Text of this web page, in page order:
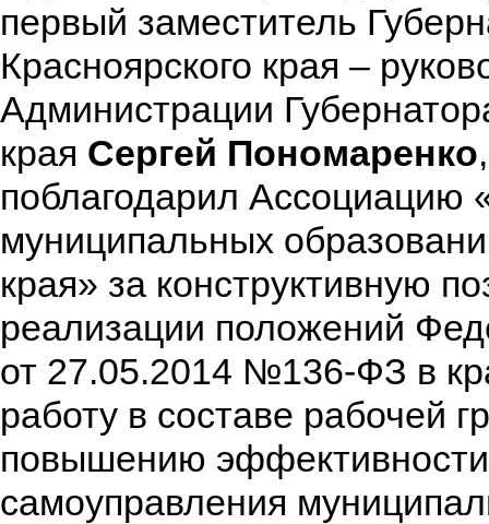
первый заместитель
Красноярского края –
Администрации
края Сергей Пономаренко
поблагодарил Ассоциацию
муниципальных
края» за конструктивную
реализации положений
от 27.05.2014 №136-ФЗ в
работу в составе рабочей
повышению эффективности
самоуправления